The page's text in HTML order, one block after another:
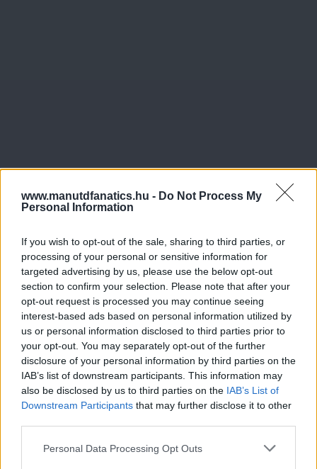
www.manutdfanatics.hu - Do Not Process My
Personal Information
If you wish to opt-out of the sale, sharing to third parties, or
processing of your personal or sensitive information for
targeted advertising by us, please use the below opt-out
section to confirm your selection. Please note that after your
opt-out request is processed you may continue seeing
interest-based ads based on personal information utilized by
us or personal information disclosed to third parties prior to
your opt-out. You may separately opt-out of the further
disclosure of your personal information by third parties on the
IAB’s list of downstream participants. This information may
also be disclosed by us to third parties on the IAB’s List of
Downstream Participants that may further disclose it to other
Please note that this website/app uses one or more Google
Personal Data Processing Opt Outs